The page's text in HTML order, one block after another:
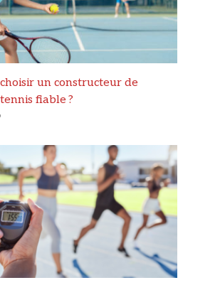
un constructeur de
fiable ?